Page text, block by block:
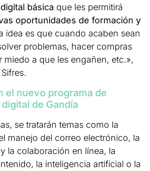
básica que les permitirá
oportunidades de formación y
idea es que cuando acaben sean
problemas, hacer compras
miedo a que les engañen, etc.»,
el nuevo programa de
de Gandía
se tratarán temas como la
manejo del correo electrónico, la
la colaboración en línea, la
la inteligencia artificial o la